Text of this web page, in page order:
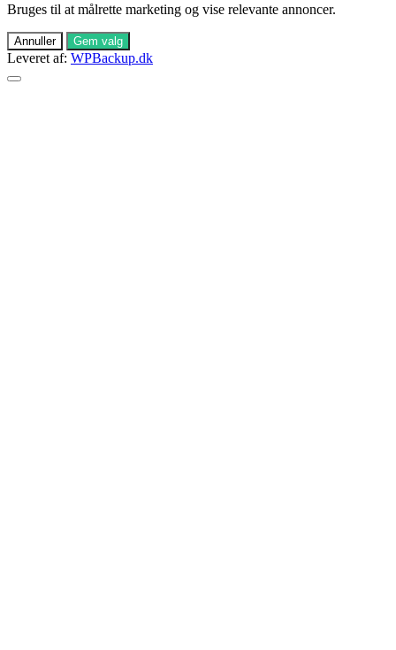
Bruges til at målrette marketing og vise relevante annoncer.
Annuller Gem valg
Leveret af: WPBackup.dk